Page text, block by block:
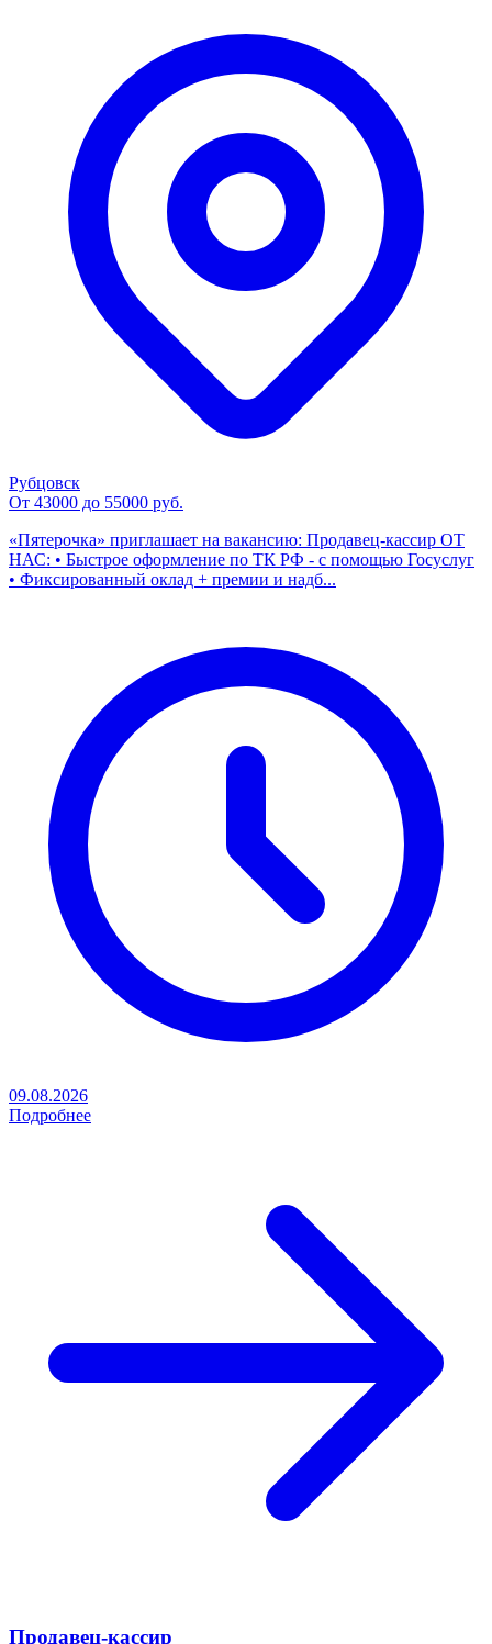
Рубцовск
От 43000 до 55000 руб.
«Пятерочка» приглашает на вакансию: Продавец-кассир ОТ
НАС: • Быстрое оформление по ТК РФ - с помощью Госуслуг
• Фиксированный оклад + премии и надб...
09.08.2026
Подробнее
Продавец-кассир